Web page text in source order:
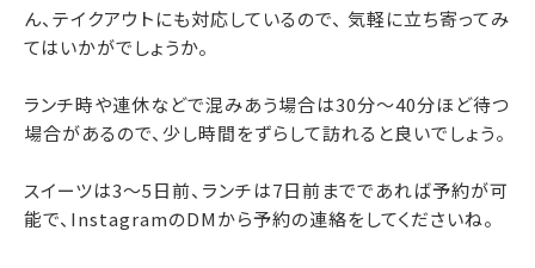
ん、テイクアウトにも対応しているので、 気軽に立ち寄ってみ
てはいかがでしょうか。
ランチ時や連休などで混みあう場合は30分〜40分ほど待つ
場合があるので、少し時間をずらして訪れると良いでしょう。
スイーツは3～5日前、ランチは7日前までであれば予約が可
能で、InstagramのDMから予約の連絡をしてくださいね。